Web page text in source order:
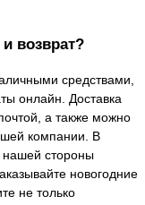
возврат?
средствами,
онлайн. Доставка
а также можно
компании. В
нашей стороны
новогодние
не только